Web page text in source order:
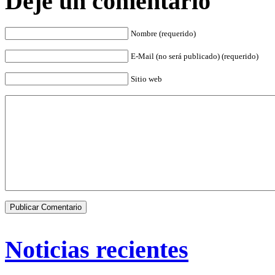
Nombre (requerido)
E-Mail (no será publicado) (requerido)
Sitio web
Noticias recientes